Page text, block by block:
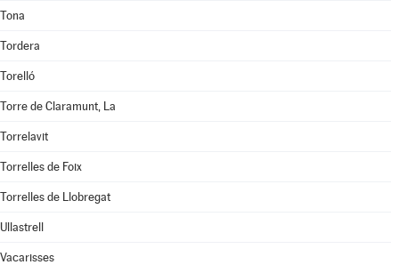
Tona
Tordera
Torelló
Torre de Claramunt, La
Torrelavit
Torrelles de Foix
Torrelles de Llobregat
Ullastrell
Vacarisses